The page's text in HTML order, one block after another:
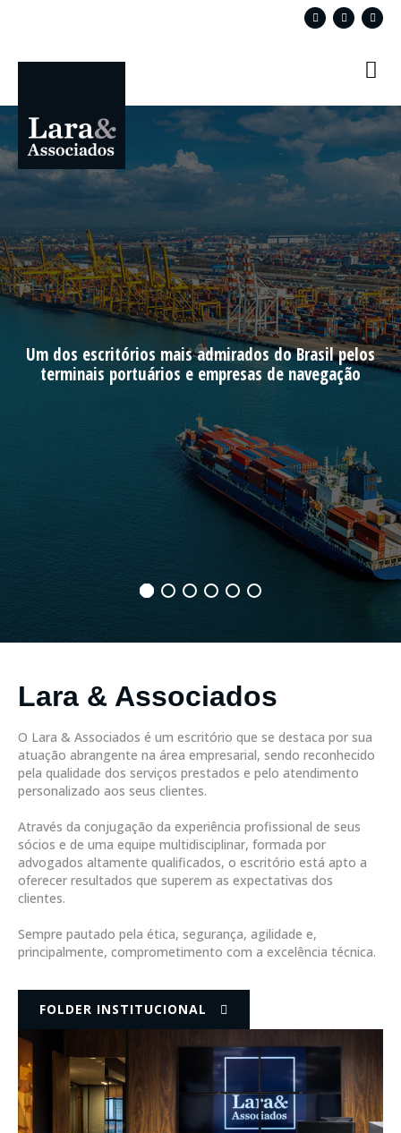
Um dos escritórios mais admirados do Brasil pelos
terminais portuários e empresas de navegação
Lara & Associados
O Lara & Associados é um escritório que se destaca por sua
atuação abrangente na área empresarial, sendo reconhecido
pela qualidade dos serviços prestados e pelo atendimento
personalizado aos seus clientes.
Através da conjugação da experiência profissional de seus
sócios e de uma equipe multidisciplinar, formada por
advogados altamente qualificados, o escritório está apto a
oferecer resultados que superem as expectativas dos
clientes.
Sempre pautado pela ética, segurança, agilidade e,
principalmente, comprometimento com a excelência técnica.
FOLDER INSTITUCIONAL